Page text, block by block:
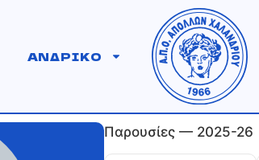
ΑΝΔΡΙΚΟ
Παρουσίες — 2025-26